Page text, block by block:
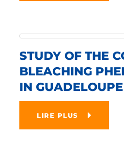
STUDY OF THE
BLEACHING
IN GUADELOUPE
LIRE PLUS